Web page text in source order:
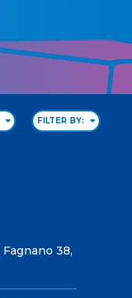
FILTER BY:
38,